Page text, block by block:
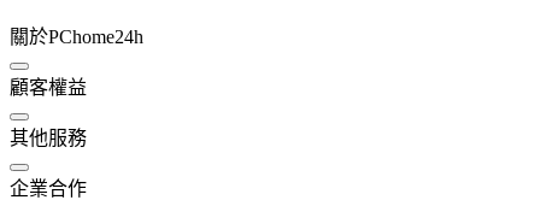
關於PChome24h
顧客權益
其他服務
企業合作